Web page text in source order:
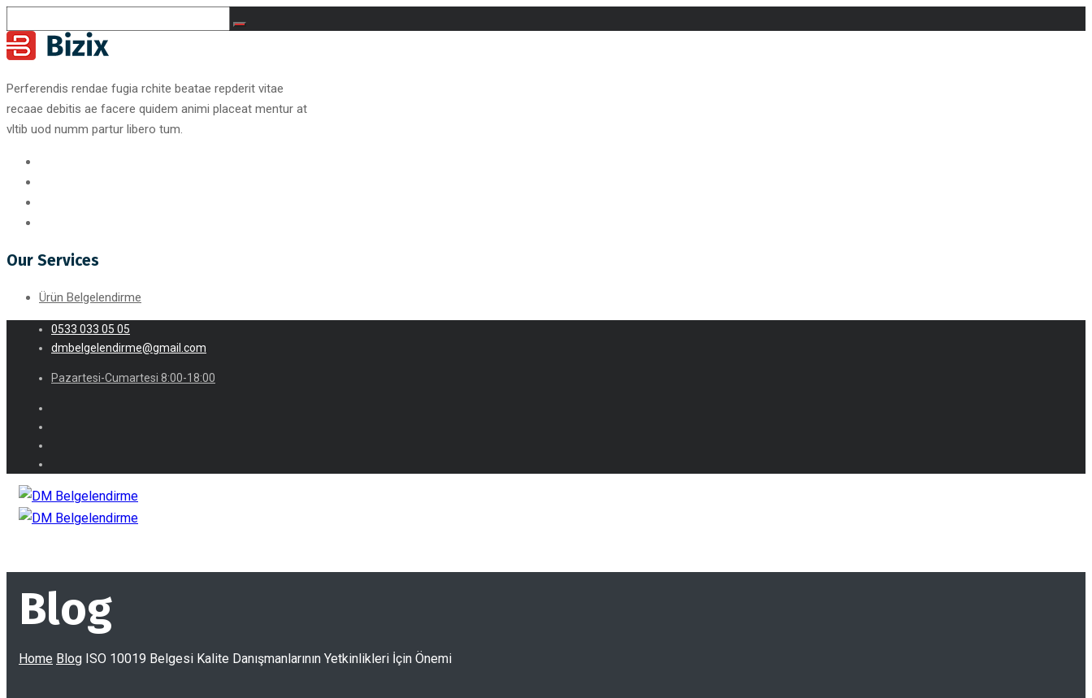
Perferendis rendae fugia rchite beatae repderit vitae
recaae debitis ae facere quidem animi placeat mentur at
vltib uod numm partur libero tum.
Our Services
Ürün Belgelendirme
0533 033 05 05
dmbelgelendirme@gmail.com
Pazartesi-Cumartesi 8:00-18:00
Blog
Home Blog ISO 10019 Belgesi Kalite Danışmanlarının Yetkinlikleri İçin Önemi